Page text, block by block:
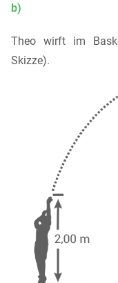
b)
Theo wirft im
Skizze).